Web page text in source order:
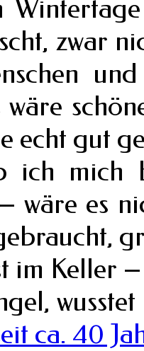
zwar
wäre
echt gut
ich mich
wäre es
im Keller
ca. 40